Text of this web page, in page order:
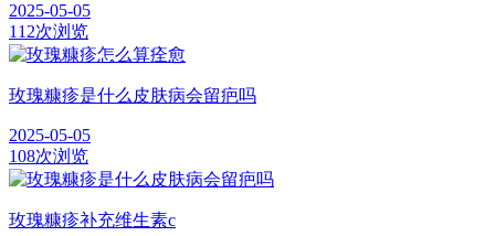
2025-05-05
112次浏览
玫瑰糠疹是什么皮肤病会留疤吗
2025-05-05
108次浏览
玫瑰糠疹补充维生素c